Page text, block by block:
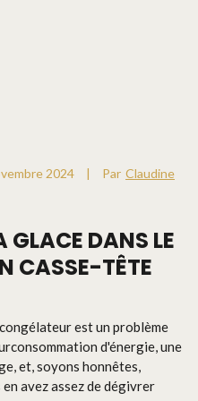
2024 | Par Claudine
GLACE DANS LE
CASSE-TÊTE
est un problème
d'énergie, une
et, soyons honnêtes,
avez assez de dégivrer